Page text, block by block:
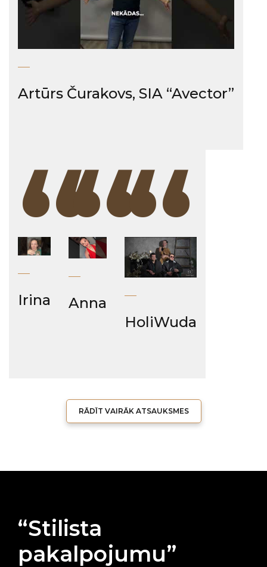
Artūrs Čurakovs, SIA “Avector”
“
Irina “
Anna “
HoliWuda
RĀDĪT VAIRĀK ATSAUKSMES
“Stilista
pakalpojumu”